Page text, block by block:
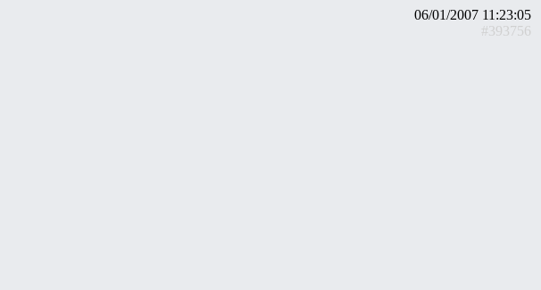
06/01/2007 11:23:05
#393756